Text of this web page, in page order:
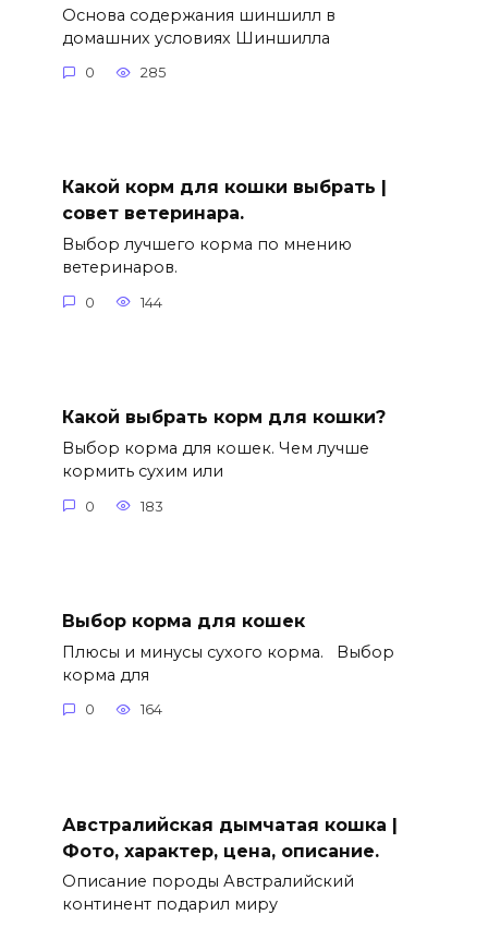
Основа содержания шиншилл в
домашних условиях Шиншилла
0 285
Какой корм для кошки выбрать |
совет ветеринара.
Выбор лучшего корма по мнению
ветеринаров.
0 144
Какой выбрать корм для кошки?
Выбор корма для кошек. Чем лучше
кормить сухим или
0 183
Выбор корма для кошек
Плюсы и минусы сухого корма. Выбор
корма для
0 164
Австралийская дымчатая кошка |
Фото, характер, цена, описание.
Описание породы Австралийский
континент подарил миру